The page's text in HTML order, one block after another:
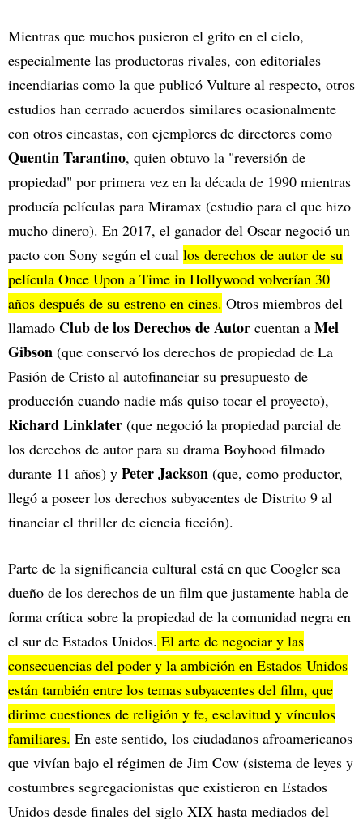
Mientras que muchos pusieron el grito en el cielo,
especialmente las productoras rivales, con editoriales
incendiarias como la que publicó Vulture al respecto, otros
estudios han cerrado acuerdos similares ocasionalmente
con otros cineastas, con ejemplores de directores como
Quentin Tarantino, quien obtuvo la "reversión de
propiedad" por primera vez en la década de 1990 mientras
producía películas para Miramax (estudio para el que hizo
mucho dinero). En 2017, el ganador del Oscar negoció un
pacto con Sony según el cual los derechos de autor de su
película Once Upon a Time in Hollywood volverían 30
años después de su estreno en cines. Otros miembros del
llamado Club de los Derechos de Autor cuentan a Mel
Gibson (que conservó los derechos de propiedad de La
Pasión de Cristo al autofinanciar su presupuesto de
producción cuando nadie más quiso tocar el proyecto),
Richard Linklater (que negoció la propiedad parcial de
los derechos de autor para su drama Boyhood filmado
durante 11 años) y Peter Jackson (que, como productor,
llegó a poseer los derechos subyacentes de Distrito 9 al
financiar el thriller de ciencia ficción).
Parte de la significancia cultural está en que Coogler sea
dueño de los derechos de un film que justamente habla de
forma crítica sobre la propiedad de la comunidad negra en
el sur de Estados Unidos. El arte de negociar y las
consecuencias del poder y la ambición en Estados Unidos
están también entre los temas subyacentes del film, que
dirime cuestiones de religión y fe, esclavitud y vínculos
familiares. En este sentido, los ciudadanos afroamericanos
que vivían bajo el régimen de Jim Cow (sistema de leyes y
costumbres segregacionistas que existieron en Estados
Unidos desde finales del siglo XIX hasta mediados del